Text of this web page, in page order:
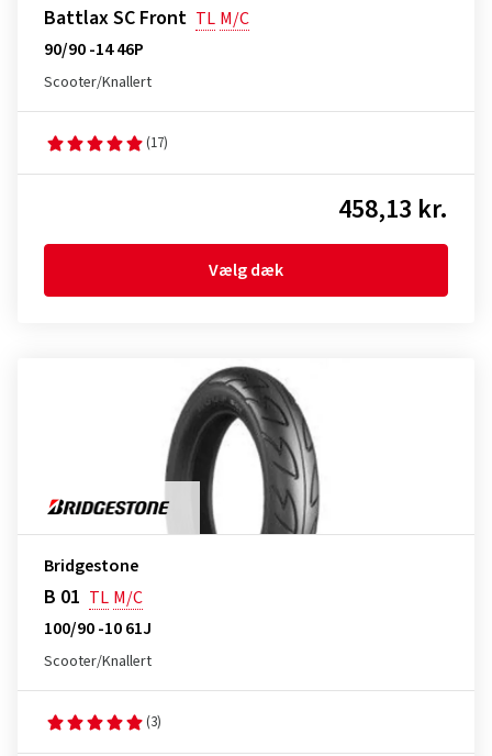
Battlax SC Front TL M/C
90/90 -14 46P
Scooter/Knallert
(17)
458,13 kr.
Vælg dæk
Bridgestone
B 01 TL M/C
100/90 -10 61J
Scooter/Knallert
(3)